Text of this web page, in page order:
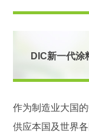
DIC新一代涂
作为制造业大国
供应本国及世界